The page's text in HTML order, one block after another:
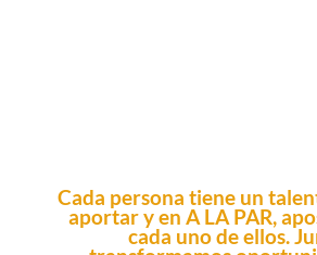
Cada persona tiene un
aportar y en A LA PAR,
cada uno de ellos.